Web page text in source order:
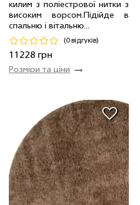
килим з поліестрової нитки з
високим ворсом.Пiдiйде в
спальню і вітальню...
(0 відгуків)
11228 грн
Розміри та ціни
2.4 x 3.4 м 34 шт 11228 грн
Код 17168